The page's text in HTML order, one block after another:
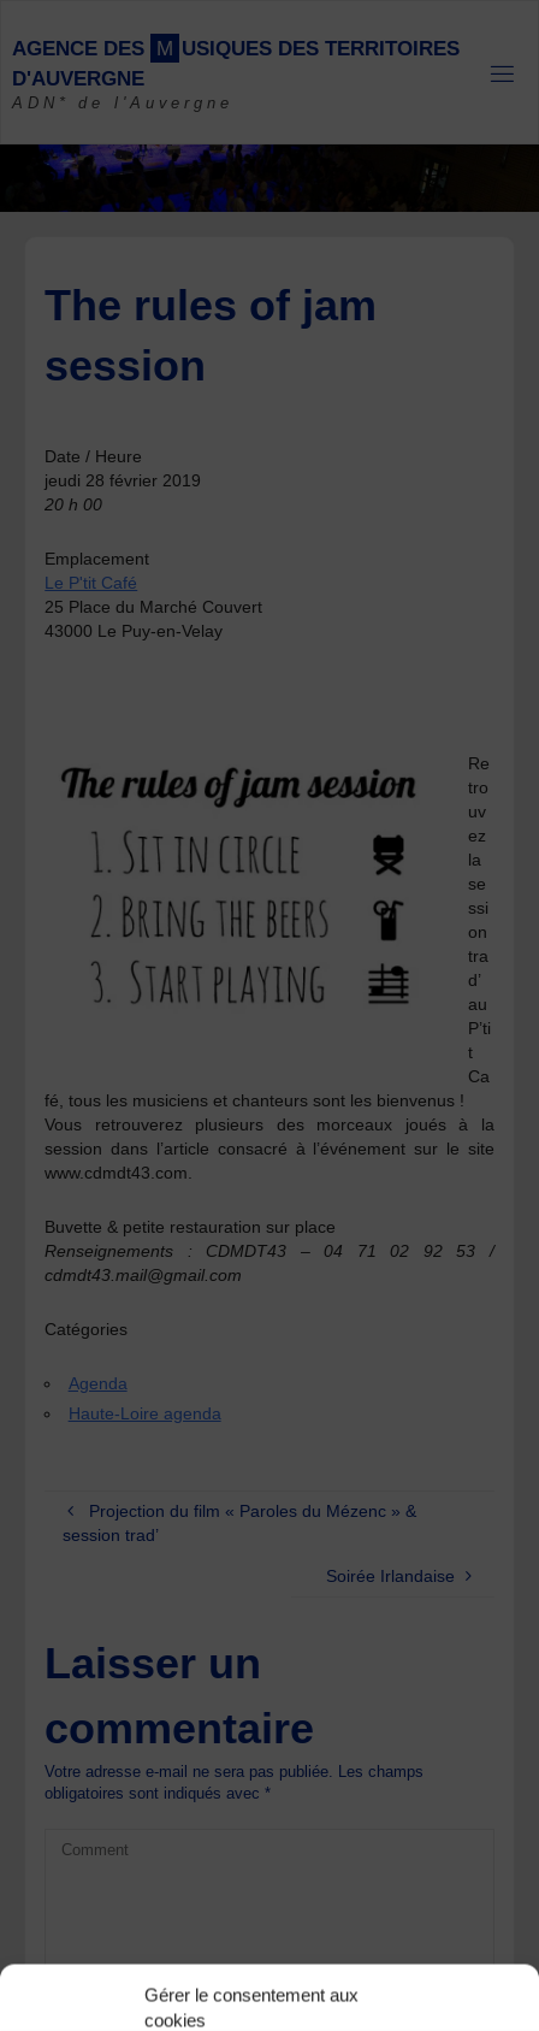
Gérer le consentement aux
cookies
content
AGENCE DES M USIQUES DES TERRITOIRES
D'AUVERGNE
ADN* de l'Auvergne
The rules of jam
session
Date / Heure
jeudi 28 février 2019
20 h 00
Emplacement
Le P'tit Café
25 Place du Marché Couvert
43000 Le Puy-en-Velay
Re
tro
uv
ez
la
se
ssi
on
tra
d’
au
P’ti
t
Ca
fé, tous les musiciens et chanteurs sont les bienvenus !
Vous retrouverez plusieurs des morceaux joués à la
session dans l’article consacré à l’événement sur le site
www.cdmdt43.com.
Buvette & petite restauration sur place
Renseignements : CDMDT43 – 04 71 02 92 53 /
cdmdt43.mail@gmail.com
Catégories
Agenda
Haute-Loire agenda
Projection du film « Paroles du Mézenc » &
session trad’
Soirée Irlandaise
Laisser un
commentaire
Votre adresse e-mail ne sera pas publiée. Les champs
obligatoires sont indiqués avec*